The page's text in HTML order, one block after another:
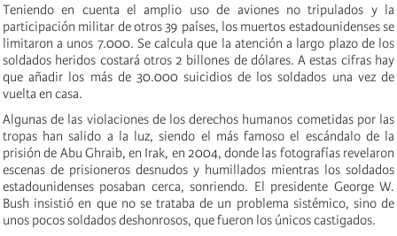
Teniendo en cuenta el amplio uso de aviones no tripulados y la
participación militar de otros 39 países, los muertos estadounidenses se
limitaron a unos 7.000. Se calcula que la atención a largo plazo de los
soldados heridos costará otros 2 billones de dólares. A estas cifras hay
que añadir los más de 30.000 suicidios de los soldados una vez de
vuelta en casa.
Algunas de las violaciones de los derechos humanos cometidas por las
tropas han salido a la luz, siendo el más famoso el escándalo de la
prisión de Abu Ghraib, en Irak, en 2004, donde las fotografías revelaron
escenas de prisioneros desnudos y humillados mientras los soldados
estadounidenses posaban cerca, sonriendo. El presidente George W.
Bush insistió en que no se trataba de un problema sistémico, sino de
unos pocos soldados deshonrosos, que fueron los únicos castigados.